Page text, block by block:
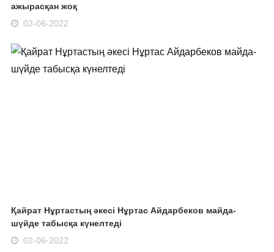
ажырасқан жоқ
02-06-2022
Қайрат Нұртастың әкесі Нұртас Айдарбеков майда-
шүйде табысқа күнелтеді
02-06-2022